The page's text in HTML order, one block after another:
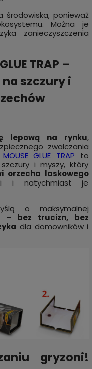
środowiska, ponieważ
Można je
zanieczyszczenia
TRAP –
szczury i
lepową na rynku,
zwalczania
GLUE TRAP to
i myszy, który
orzecha laskowego
i natychmiast je
o maksymalnej
– bez trucizn, bez
dla domowników i
gryzoni!